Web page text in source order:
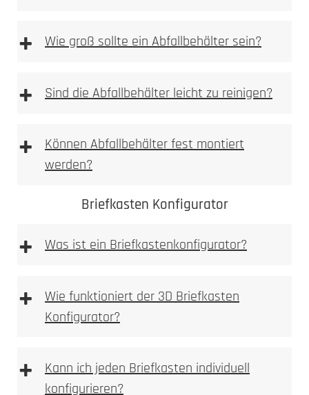
einbetoniert
2. Ausmessen
3. Bohren
3. Nische ausbrechen
4. Anlage einpassen
5. Bohren
Allgemeine Warnhinweise
+ Wie groß sollte ein Abfallbehälter sein?
+ Sind die Abfallbehälter leicht zu reinigen?
+
Können Abfallbehälter fest montiert
werden?
Briefkasten Konfigurator
+ Was ist ein Briefkastenkonfigurator?
+
Wie funktioniert der 3D Briefkasten
Konfigurator?
+
Kann ich jeden Briefkasten individuell
konfigurieren?